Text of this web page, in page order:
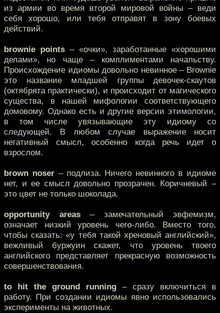
из армии во время второй мировой войны – веди
себя хорошо, или тебя отправят в зону боевых
действий.
brownie points – «очки», заработанные «хорошими
делами», но чаще – комплиментами начальству.
Происхождение идиомы довольно невинное – Brownie
это название младшей группы девочек-скаутов
(октябрята практически), и происходит от магического
существа, в нашей мифологии соответствующего
домовому. Однако есть и другие версии этимологии,
в том числе увязывающие эту идиому со
следующей. В любом случае выражение носит
негативный смысл, особенно когда речь идет о
взрослом.
brown noser– подлиза. Ничего невинного в идиоме
нет, и ее смысл довольно прозрачен. Коричневый –
это цвет не только шоколада.
opportunity areas– замечательный эвфемизм,
означает низкий уровень чего-либо. Вместо того,
чтобы сказать: «у тебя такой хреновый английский»,
вежливый буржуин скажет, что уровень твоего
английского представляет прекрасную возможность
совершенствования.
to hit the ground running – сразу включиться в
работу. При создании идиомы явно использовались
эксперименты на животных.